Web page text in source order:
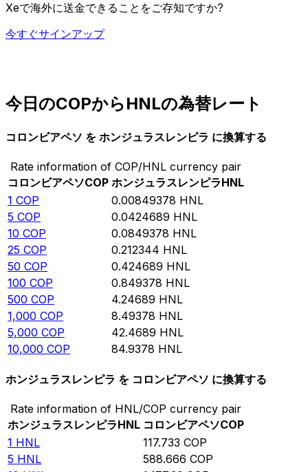
Xeで海外に送金できることをご存知ですか?
今すぐサインアップ
今日のCOPからHNLの為替レート
コロンビアペソ を ホンジュラスレンピラ に換算する
Rate information of COP/HNL currency pair
コロンビアペソCOP ホンジュラスレンピラHNL
1 COP 0.00849378 HNL
5 COP 0.0424689 HNL
10 COP 0.0849378 HNL
25 COP 0.212344 HNL
50 COP 0.424689 HNL
100 COP 0.849378 HNL
500 COP 4.24689 HNL
1,000 COP 8.49378 HNL
5,000 COP 42.4689 HNL
10,000 COP 84.9378 HNL
ホンジュラスレンピラ を コロンビアペソ に換算する
Rate information of HNL/COP currency pair
ホンジュラスレンピラHNL コロンビアペソCOP
1 HNL 117.733 COP
5 HNL 588.666 COP